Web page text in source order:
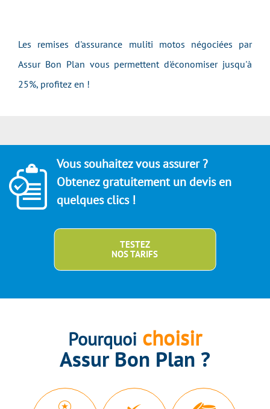
Les remises d'assurance muliti motos négociées par
Assur Bon Plan vous permettent d'économiser jusqu'à
25%, profitez en !
Vous souhaitez vous assurer ?
Obtenez gratuitement un devis en
quelques clics !
TESTEZ
NOS TARIFS
Pourquoi choisir
Assur Bon Plan ?